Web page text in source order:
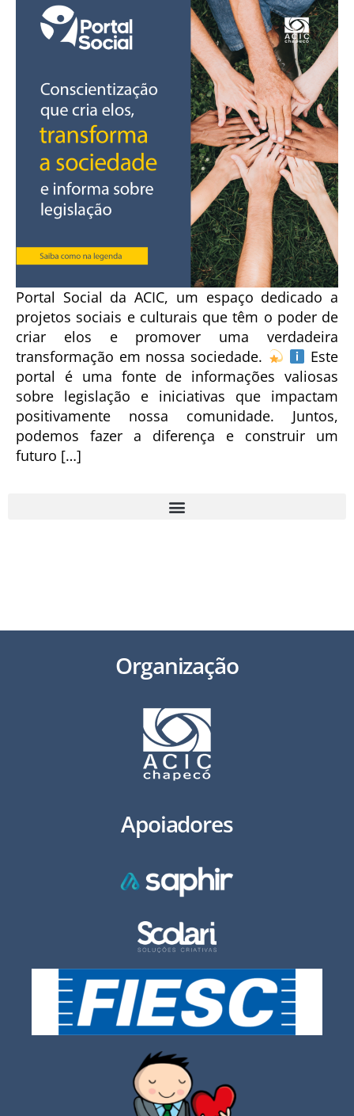
Portal Social da ACIC, um espaço dedicado a
projetos sociais e culturais que têm o poder de
criar elos e promover uma verdadeira
transformação em nossa sociedade.
Este
portal é uma fonte de informações valiosas
sobre legislação e iniciativas que impactam
positivamente nossa comunidade. Juntos,
podemos fazer a diferença e construir um
futuro […]
Organização
Apoiadores